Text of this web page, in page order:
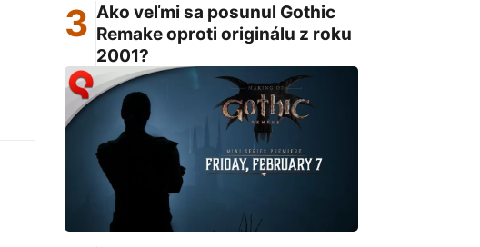
Ako veľmi sa posunul Gothic
Remake oproti originálu z roku
2001?